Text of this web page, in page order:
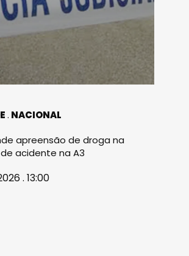
NACIONAL
apreensão de droga na
acidente na A3
. 13:00